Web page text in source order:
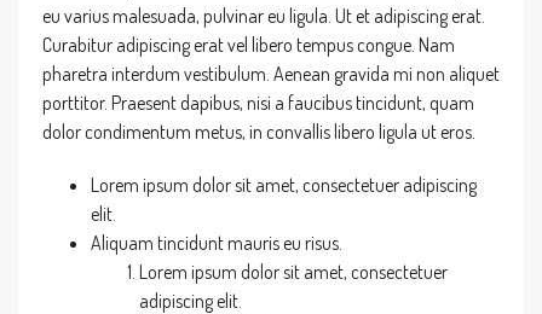
eu varius malesuada, pulvinar eu ligula. Ut et adipiscing erat.
Curabitur adipiscing erat vel libero tempus congue. Nam
pharetra interdum vestibulum. Aenean gravida mi non aliquet
porttitor. Praesent dapibus, nisi a faucibus tincidunt, quam
dolor condimentum metus, in convallis libero ligula ut eros.
Lorem ipsum dolor sit amet, consectetuer adipiscing
elit.
Aliquam tincidunt mauris eu risus.
Lorem ipsum dolor sit amet, consectetuer
adipiscing elit.